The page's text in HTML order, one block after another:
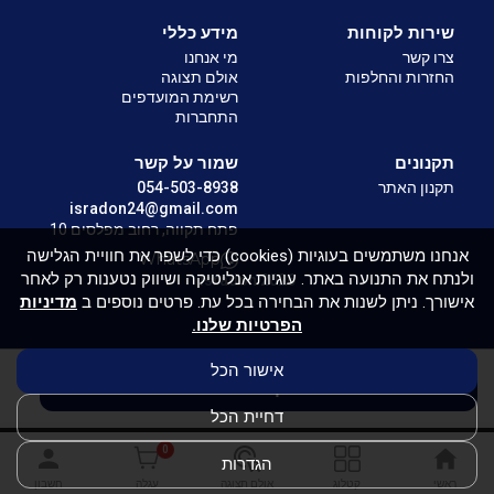
שירות לקוחות
צרו קשר
החזרות והחלפות
מידע כללי
מי אנחנו
אולם תצוגה
רשימת המועדפים
התחברות
תקנונים
תקנון האתר
שמור על קשר
054-503-8938
isradon24@gmail.com
פתח תקווה, רחוב מפלסים 10
WhatsApp
Isradon 2026
0
אנחנו משתמשים בעוגיות (cookies) כדי לשפר את חוויית הגלישה
ולנתח את התנועה באתר. עוגיות אנליטיקה ושיווק נטענות רק לאחר
אישורך. ניתן לשנות את הבחירה בכל עת. פרטים נוספים ב מדיניות
הפרטיות שלנו.
אישור הכל
דחיית הכל
הגדרות